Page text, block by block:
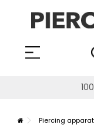
Piercing